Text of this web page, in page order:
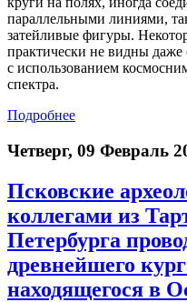
параллельными линиями,
затейливые фигуры.
практически не видны даже
с использованием
спектра.
Подробнее
Четверг, 09 Февраль
Псковские
коллегами из
Петербурга
древнейшего
находящегося в